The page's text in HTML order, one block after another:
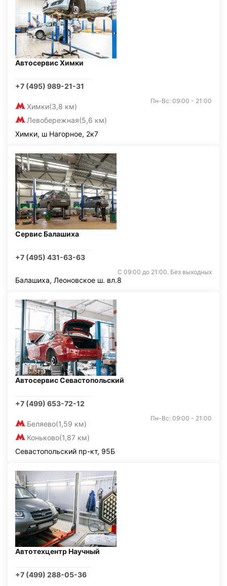
Автосервис Химки
+7 (495) 989-21-31
Химки(3,8 км)
Левобережная(5,6 км)
Пн-Вс: 09:00 - 21:00
Химки, ш Нагорное, 2к7
Сервис Балашиха
+7 (495) 431-63-63
С 09:00 до 21:00. Без выходных
Балашиха, Леоновское ш. вл.8
Автосервис Севастопольский
+7 (499) 653-72-12
Беляево(1,59 км)
Коньково(1,87 км)
Пн-Вс: 09:00 - 21:00
Севастопольский пр-кт, 95Б
Автотехцентр Научный
+7 (499) 288-05-36